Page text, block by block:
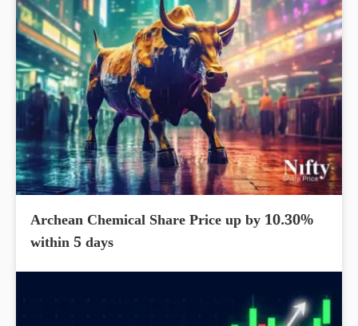
Archean Chemical Share Price up by 10.30%
within 5 days